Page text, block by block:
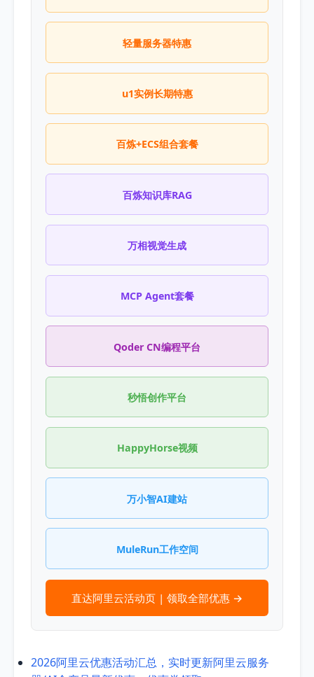
轻量服务器特惠
u1实例长期特惠
百炼+ECS组合套餐
百炼知识库RAG
万相视觉生成
MCP Agent套餐
Qoder CN编程平台
秒悟创作平台
HappyHorse视频
万小智AI建站
MuleRun工作空间
直达阿里云活动页 | 领取全部优惠 →
2026阿里云优惠活动汇总，实时更新阿里云服务